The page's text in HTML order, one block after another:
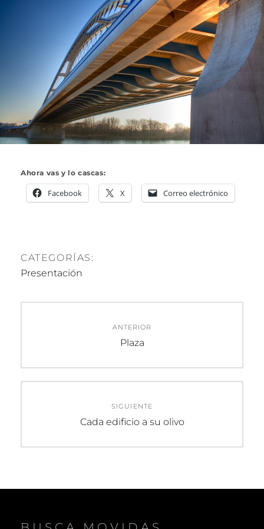
Ahora vas y lo cascas:
Facebook X Correo electrónico
CATEGORÍAS:
Presentación
entradas
ANTERIOR
Entrada
Plaza
SIGUIENTE
Entrada
Cada edificio a su olivo